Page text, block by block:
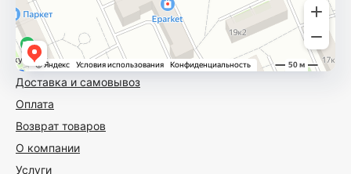
Доставка и самовывоз
Оплата
Возврат товаров
О компании
Услуги